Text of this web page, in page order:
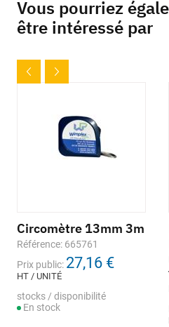
Vous pourriez
être intéressé par
Circomètre 13mm 3m
Référence: 665761
Prix public: 27,16 €
HT / UNITÉ
stocks / disponibilité
En stock